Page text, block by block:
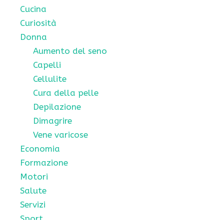
Cucina
Curiosità
Donna
Aumento del seno
Capelli
Cellulite
Cura della pelle
Depilazione
Dimagrire
Vene varicose
Economia
Formazione
Motori
Salute
Servizi